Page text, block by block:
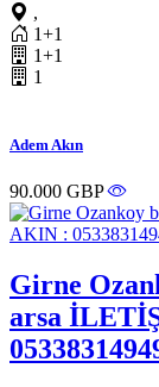
,
1+1
1+1
1
Adem Akın
90.000 GBP
Girne
arsa